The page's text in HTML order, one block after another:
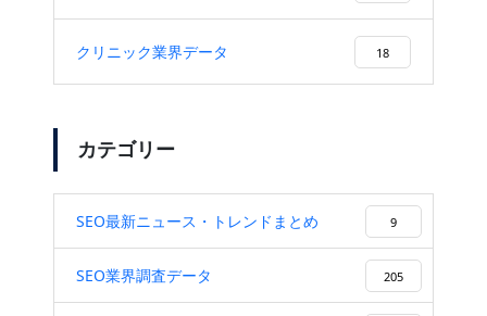
クリニック業界データ 18
カテゴリー
SEO最新ニュース・トレンドまとめ 9
SEO業界調査データ 205